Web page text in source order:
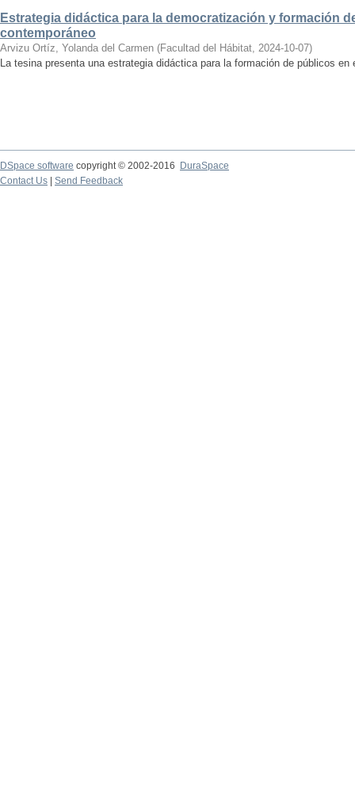
Estrategia didáctica para la democratización y formación
contemporáneo
Arvizu Ortíz, Yolanda del Carmen (Facultad del Hábitat, 2024-10-07)
La tesina presenta una estrategia didáctica para la formación de públicos en
DSpace software copyright © 2002-2016
DuraSpace
Contact Us
Send Feedback